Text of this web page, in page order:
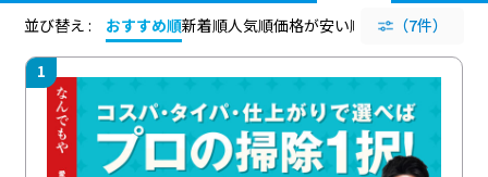
並び替え :
おすすめ順新着順人気順価格が安い順 評価が高い順
（7件）
1